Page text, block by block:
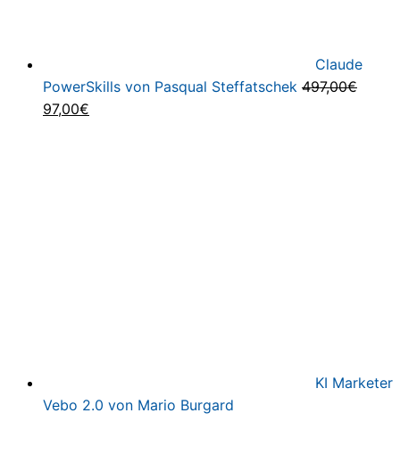
Claude
PowerSkills von Pasqual Steffatschek 497,00€
Ursprünglicher
97,00€
KI Marketer
Vebo 2.0 von Mario Burgard